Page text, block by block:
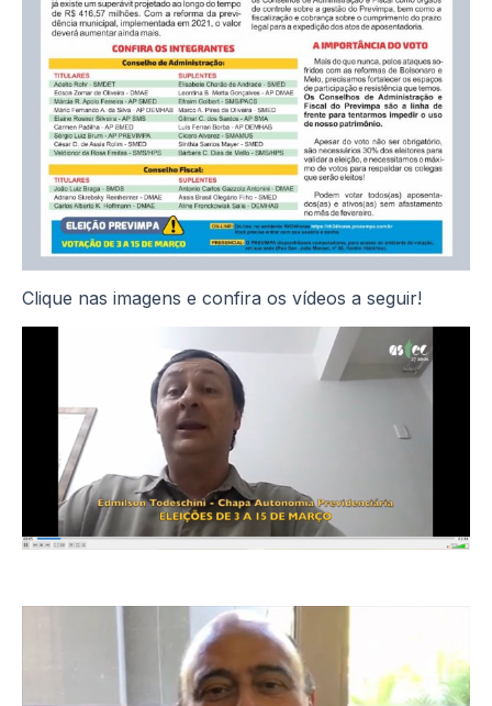
Clique nas imagens e confira os vídeos a seguir!